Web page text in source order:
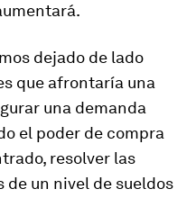
dejado de lado
que afrontaría una
una demanda
el poder de compra
resolver las
un nivel de sueldos